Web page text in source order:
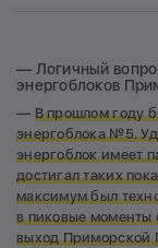
— Логичный
энергоблоков
— В прошлом году
энергоблока №5.
энергоблок имеет
достигал таких
максимум был
в пиковые моменты
выход Приморской